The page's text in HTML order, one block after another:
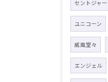
セントジャ
ユニコーン
威風堂々
エンジェル